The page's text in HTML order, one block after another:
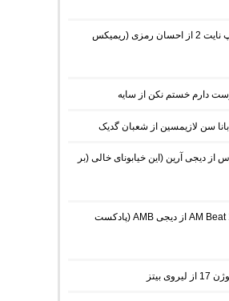
دانلود ریمیکس دیپ نایت 2 از احسان رمزی (ریمیکس
دارم خستم نکن از سایه
بانا سن لازیمسین از شعبان گدیک
از دیجی آرین (این خیابونای خالی (بر
دانلود ریمیکس AM Beat 16 از دیجی AMB (پادکست
بیتز